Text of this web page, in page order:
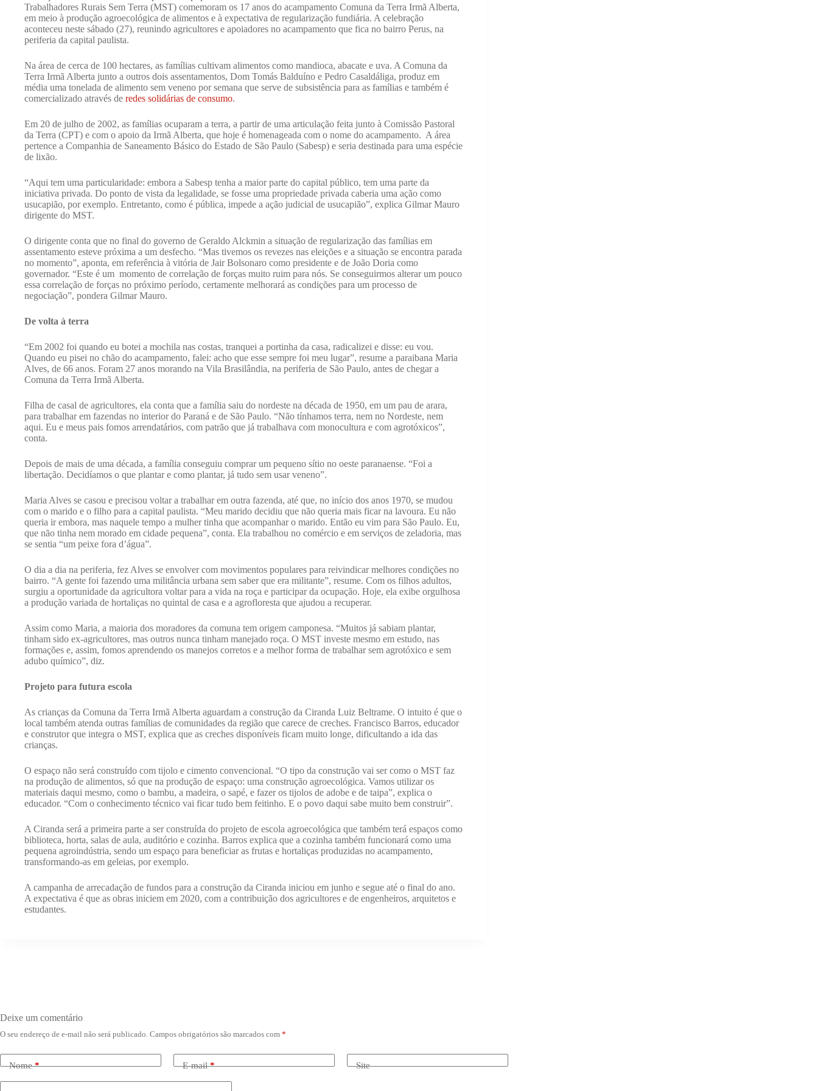
Trabalhadores Rurais Sem Terra (MST) comemoram os 17 anos do acampamento Comuna da Terra Irmã Alberta,
em meio à produção agroecológica de alimentos e à expectativa de regularização fundiária. A celebração
aconteceu neste sábado (27), reunindo agricultores e apoiadores no acampamento que fica no bairro Perus, na
periferia da capital paulista.
Na área de cerca de 100 hectares, as famílias cultivam alimentos como mandioca, abacate e uva. A Comuna da
Terra Irmã Alberta junto a outros dois assentamentos, Dom Tomás Balduíno e Pedro Casaldáliga, produz em
média uma tonelada de alimento sem veneno por semana que serve de subsistência para as famílias e também é
comercializado através de redes solidárias de consumo.
Em 20 de julho de 2002, as famílias ocuparam a terra, a partir de uma articulação feita junto à Comissão Pastoral
da Terra (CPT) e com o apoio da Irmã Alberta, que hoje é homenageada com o nome do acampamento. A área
pertence a Companhia de Saneamento Básico do Estado de São Paulo (Sabesp) e seria destinada para uma espécie
de lixão.
“Aqui tem uma particularidade: embora a Sabesp tenha a maior parte do capital público, tem uma parte da
iniciativa privada. Do ponto de vista da legalidade, se fosse uma propriedade privada caberia uma ação como
usucapião, por exemplo. Entretanto, como é pública, impede a ação judicial de usucapião”, explica Gilmar Mauro
dirigente do MST.
O dirigente conta que no final do governo de Geraldo Alckmin a situação de regularização das famílias em
assentamento esteve próxima a um desfecho. “Mas tivemos os revezes nas eleições e a situação se encontra parada
no momento”, aponta, em referência à vitória de Jair Bolsonaro como presidente e de João Doria como
governador. “Este é um momento de correlação de forças muito ruim para nós. Se conseguirmos alterar um pouco
essa correlação de forças no próximo período, certamente melhorará as condições para um processo de
negociação”, pondera Gilmar Mauro.
De volta à terra
“Em 2002 foi quando eu botei a mochila nas costas, tranquei a portinha da casa, radicalizei e disse: eu vou.
Quando eu pisei no chão do acampamento, falei: acho que esse sempre foi meu lugar”, resume a paraibana Maria
Alves, de 66 anos. Foram 27 anos morando na Vila Brasilândia, na periferia de São Paulo, antes de chegar a
Comuna da Terra Irmã Alberta.
Filha de casal de agricultores, ela conta que a família saiu do nordeste na década de 1950, em um pau de arara,
para trabalhar em fazendas no interior do Paraná e de São Paulo. “Não tínhamos terra, nem no Nordeste, nem
aqui. Eu e meus pais fomos arrendatários, com patrão que já trabalhava com monocultura e com agrotóxicos”,
conta.
Depois de mais de uma década, a família conseguiu comprar um pequeno sítio no oeste paranaense. “Foi a
libertação. Decidíamos o que plantar e como plantar, já tudo sem usar veneno”.
Maria Alves se casou e precisou voltar a trabalhar em outra fazenda, até que, no início dos anos 1970, se mudou
com o marido e o filho para a capital paulista. “Meu marido decidiu que não queria mais ficar na lavoura. Eu não
queria ir embora, mas naquele tempo a mulher tinha que acompanhar o marido. Então eu vim para São Paulo. Eu,
que não tinha nem morado em cidade pequena”, conta. Ela trabalhou no comércio e em serviços de zeladoria, mas
se sentia “um peixe fora d’água”.
O dia a dia na periferia, fez Alves se envolver com movimentos populares para reivindicar melhores condições no
bairro. “A gente foi fazendo uma militância urbana sem saber que era militante”, resume. Com os filhos adultos,
surgiu a oportunidade da agricultora voltar para a vida na roça e participar da ocupação. Hoje, ela exibe orgulhosa
a produção variada de hortaliças no quintal de casa e a agrofloresta que ajudou a recuperar.
Assim como Maria, a maioria dos moradores da comuna tem origem camponesa. “Muitos já sabiam plantar,
tinham sido ex-agricultores, mas outros nunca tinham manejado roça. O MST investe mesmo em estudo, nas
formações e, assim, fomos aprendendo os manejos corretos e a melhor forma de trabalhar sem agrotóxico e sem
adubo químico”, diz.
Projeto para futura escola
As crianças da Comuna da Terra Irmã Alberta aguardam a construção da Ciranda Luiz Beltrame. O intuito é que o
local também atenda outras famílias de comunidades da região que carece de creches. Francisco Barros, educador
e construtor que integra o MST, explica que as creches disponíveis ficam muito longe, dificultando a ida das
crianças.
O espaço não será construído com tijolo e cimento convencional. “O tipo da construção vai ser como o MST faz
na produção de alimentos, só que na produção de espaço: uma construção agroecológica. Vamos utilizar os
materiais daqui mesmo, como o bambu, a madeira, o sapé, e fazer os tijolos de adobe e de taipa”, explica o
educador. “Com o conhecimento técnico vai ficar tudo bem feitinho. E o povo daqui sabe muito bem construir”.
A Ciranda será a primeira parte a ser construída do projeto de escola agroecológica que também terá espaços como
biblioteca, horta, salas de aula, auditório e cozinha. Barros explica que a cozinha também funcionará como uma
pequena agroindústria, sendo um espaço para beneficiar as frutas e hortaliças produzidas no acampamento,
transformando-as em geleias, por exemplo.
A campanha de arrecadação de fundos para a construção da Ciranda iniciou em junho e segue até o final do ano.
A expectativa é que as obras iniciem em 2020, com a contribuição dos agricultores e de engenheiros, arquitetos e
estudantes.
Deixe um comentário
O seu endereço de e-mail não será publicado. Campos obrigatórios são marcados com *
Nome* E-mail* Site